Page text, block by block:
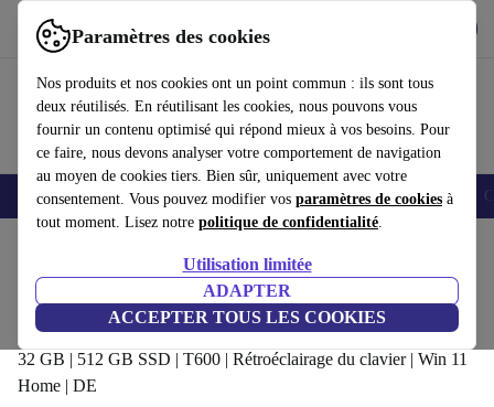
Paramètres des cookies
Nos produits et nos cookies ont un point commun : ils sont tous
deux réutilisés. En réutilisant les cookies, nous pouvons vous
fournir un contenu optimisé qui répond mieux à vos besoins. Pour
ce faire, nous devons analyser votre comportement de navigation
au moyen de cookies tiers. Bien sûr, uniquement avec votre
consentement. Vous pouvez modifier vos paramètres de cookies à
tout moment. Lisez notre politique de confidentialité.
Utilisation limitée
ADAPTER
ACCEPTER TOUS LES COOKIES
Utilisez refurbed rapidement et facilement
Smartphones Laptops Tablettes Montres connectées Accessoires
Dell Precision 3561 | i9-11950H | 15.6-
pouces
32 GB | 512 GB SSD | T600 | Rétroéclairage du clavier | Win 11
Home | DE